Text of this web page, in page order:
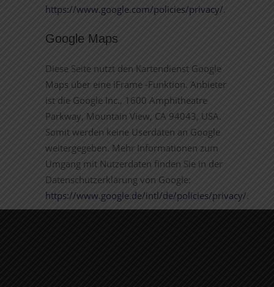
https://www.google.com/policies/privacy/.
Google Maps
Diese Seite nutzt den Kartendienst Google
Maps über eine iFrame -Funktion. Anbieter
ist die Google Inc., 1600 Amphitheatre
Parkway, Mountain View, CA 94043, USA.
Somit werden keine Userdaten an Google
weitergegeben. Mehr Informationen zum
Umgang mit Nutzerdaten finden Sie in der
Datenschutzerklärung von Google:
https://www.google.de/intl/de/policies/privacy/.